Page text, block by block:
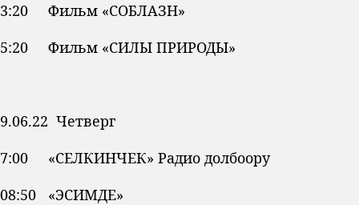
3:20 Фильм «СОБЛАЗН»
5:20 Фильм «СИЛЫ ПРИРОДЫ»
9.06.22 Четверг
7:00 «СЕЛКИНЧЕК» Радио долбоору
08:50 «ЭСИМДЕ»